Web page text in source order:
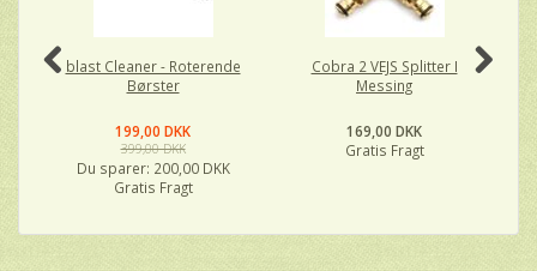
blast Cleaner - Roterende
Børster
199,00 DKK
399,00 DKK
Du sparer: 200,00 DKK
Gratis Fragt
Cobra 2 VEJS Splitter I
Messing
169,00 DKK
Gratis Fragt